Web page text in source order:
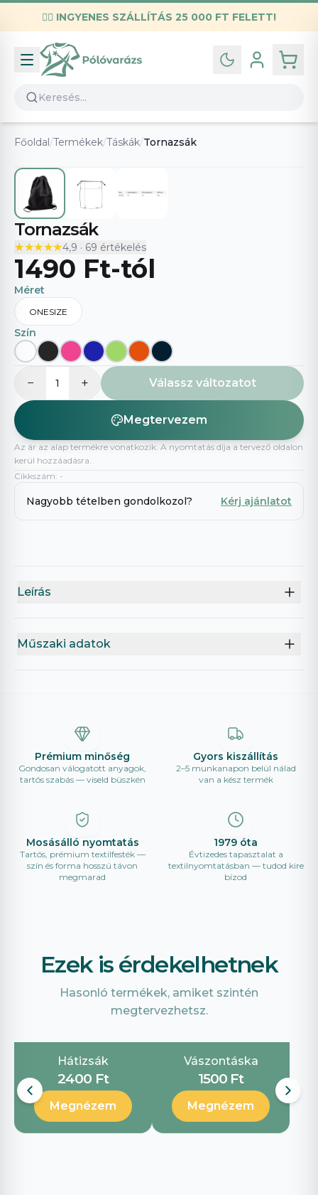
✌🏼 INGYENES SZÁLLÍTÁS 25 000 FT FELETT!
Infó
Kapcsolat
GYIK
Általános szerződési feltételek
Adatvédelmi nyilatkozat
Főoldal /Termékek/Táskák/Tornazsák
Tornazsák
★★★★★
★★★★★4,9 · 69 értékelés
1490 Ft-tól
Méret
ONESIZE
Szín
− 1 + Válassz változatot
Megtervezem
Az ár az alap termékre vonatkozik. A nyomtatás díja a tervező oldalon
kerül hozzáadásra.
Cikkszám: -
Nagyobb tételben gondolkozol? Kérj ajánlatot
Leírás
Műszaki adatok
Prémium minőség
Gondosan válogatott anyagok,
tartós szabás — viseld büszkén
Gyors kiszállítás
2–5 munkanapon belül nálad
van a kész termék
Mosásálló nyomtatás
Tartós, prémium textilfesték —
szín és forma hosszú távon
megmarad
1979 óta
Évtizedes tapasztalat a
textilnyomtatásban — tudod kire
bízod
Ezek is érdekelhetnek
Hasonló termékek, amiket szintén
megtervezhetsz.
Hátizsák
2400 Ft
Megnézem
Vászontáska
1500 Ft
Megnézem